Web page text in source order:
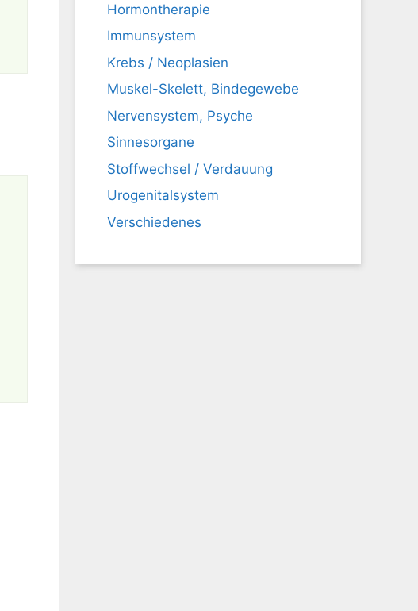
Hormontherapie
Immunsystem
Krebs / Neoplasien
Muskel-Skelett, Bindegewebe
Nervensystem, Psyche
Sinnesorgane
Stoffwechsel / Verdauung
Urogenitalsystem
Verschiedenes